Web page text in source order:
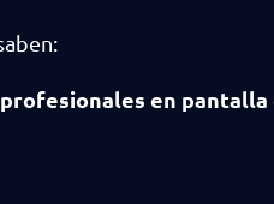
en pantalla